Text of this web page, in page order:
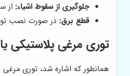
جلوگیری از سقوط اشیاء: از
قطع برق: در صورت نصب
توری مرغی پلاستیکی
همانطور که اشاره شد، توری